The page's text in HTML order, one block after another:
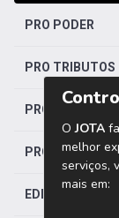
PRO PODER
PRO TRIBUTOS
PRO
PRO SAÚDE
EDITORIAS